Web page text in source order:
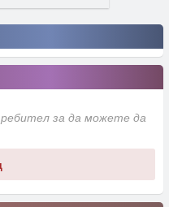
за да можете да